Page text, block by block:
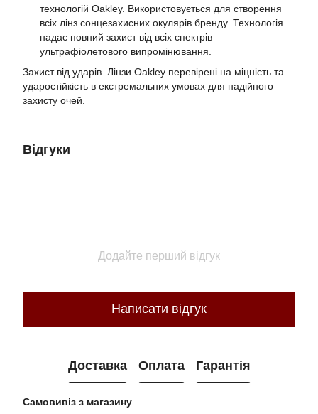
технологій Oakley. Використовується для створення
всіх лінз сонцезахисних окулярів бренду. Технологія
надає повний захист від всіх спектрів
ультрафіолетового випромінювання.
Захист від ударів. Лінзи Oakley перевірені на міцність та
ударостійкість в екстремальних умовах для надійного
захисту очей.
Відгуки
Додайте перший відгук
Написати відгук
Доставка Оплата Гарантія
Самовивіз з магазину